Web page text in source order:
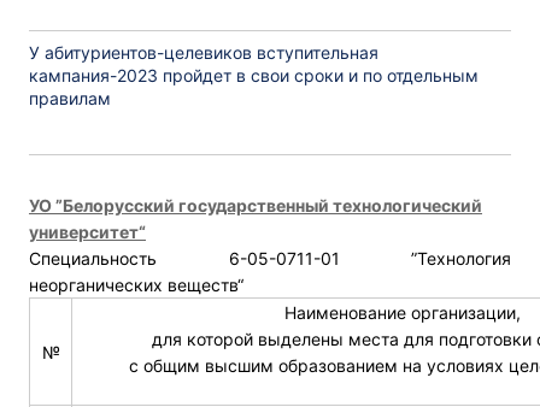
У абитуриентов-целевиков вступительная
кампания-2023 пройдет в свои сроки и по отдельным
правилам
УО ”Белорусский государственный технологический
университет“
Специальность 6-05-0711-01 ”Технология
неорганических веществ“
№
Наименование организации,
для которой выделены места для подготовки
с общим высшим образованием на условиях